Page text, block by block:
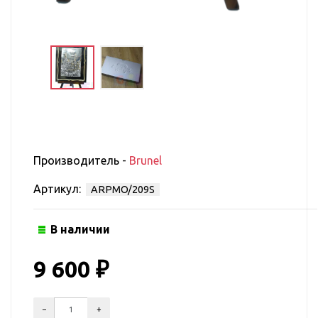
Производитель - Brunel
Артикул: ARPMO/209S
В наличии
9 600 ₽